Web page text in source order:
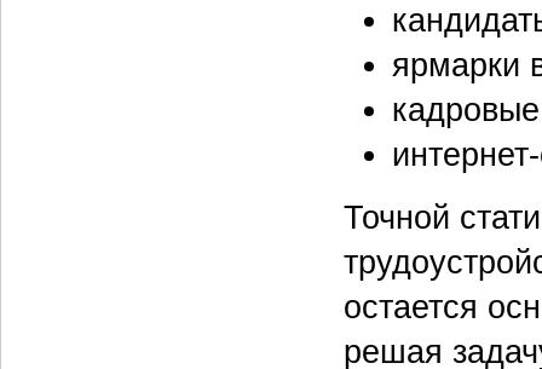
ярмарки
кадровые
Точной
остается
решая